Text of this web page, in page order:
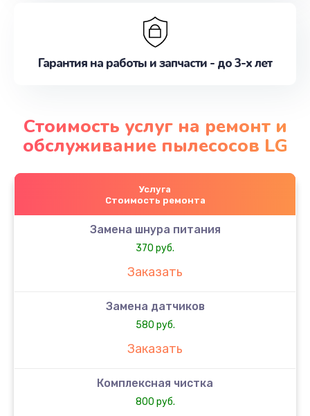
Гарантия на работы и запчасти - до 3-х лет
Стоимость услуг на ремонт и
обслуживание пылесосов LG
Услуга
Стоимость ремонта
Замена шнура питания
370 руб.
Заказать
Замена датчиков
580 руб.
Заказать
Комплексная чистка
800 руб.